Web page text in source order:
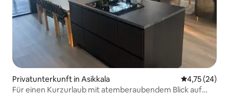
Privatunterkunft in Asikkala
4,75 (24)
Für einen Kurzurlaub mit atemberaubendem Blick auf